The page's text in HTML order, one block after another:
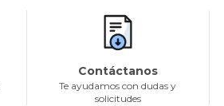
Contáctanos
Te ayudamos con dudas y
solicitudes